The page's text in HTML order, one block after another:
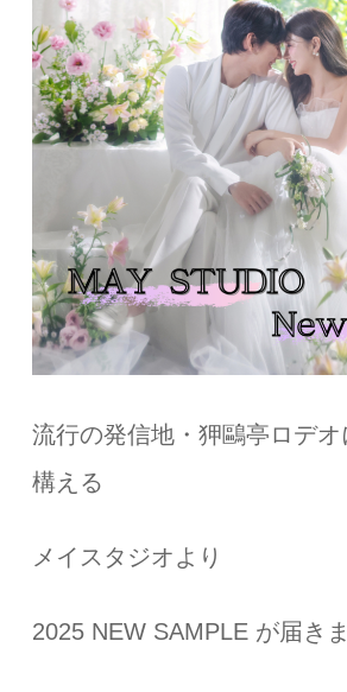
流行の発信地・狎鷗亭ロデ
構える
メイスタジオより
2025 NEW SAMPLE が届き